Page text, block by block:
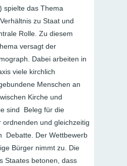
spielte das Thema
zu Staat und
Rolle. Zu diesem
versagt der
Dabei arbeiten in
viele kirchlich
Menschen an
Kirche und
sind Beleg für die
ordnenden und gleichzeitig
Debatte. Der Wettbewerb
Bürger nimmt zu. Die
Staates betonen, dass